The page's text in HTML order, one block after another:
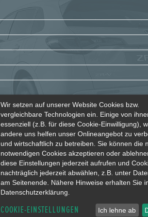
Wir setzen auf unserer Website Cookies bzw.
vergleichbare Technologien ein. Einige von
essenziell (z.B. für diese Cookie-Einwilligung),
andere uns helfen unser Onlineangebot zu
und wirtschaftlich zu betreiben. Sie können die
notwendigen Cookies akzeptieren oder
diese Einstellungen jederzeit aufrufen und
nachträglich jederzeit abwählen, z.B. unter
am Seitenende. Nähere Hinweise erhalten Sie
Datenschutzerklärung.
COOKIE-EINSTELLUNGEN Ich lehne ab